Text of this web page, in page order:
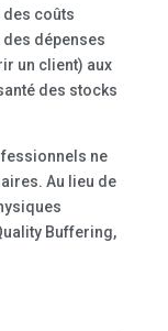
coûts
des dépenses
un client) aux
des stocks
ne
Au lieu de
Buffering,